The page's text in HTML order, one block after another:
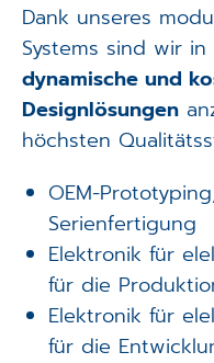
Dank unseres
Systems sind wir
dynamische und
Designlösungen
höchsten
OEM-
Serienfertigung
Elektronik für
für die
Elektronik für
für die